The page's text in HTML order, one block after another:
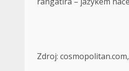
Zdroj: